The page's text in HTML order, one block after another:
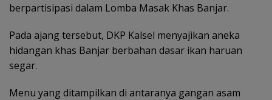
berpartisipasi dalam Lomba Masak Khas Banjar.
Pada ajang tersebut, DKP Kalsel menyajikan aneka
hidangan khas Banjar berbahan dasar ikan haruan
segar.
Menu yang ditampilkan di antaranya gangan asam